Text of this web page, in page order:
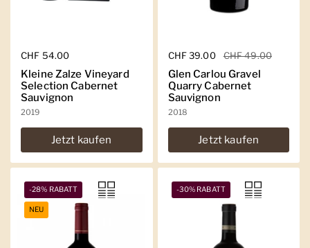
Regulärer Preis
CHF 54.00
Kleine Zalze Vineyard
Selection Cabernet
Sauvignon
2019
Jetzt kaufen
Regulärer Preis
CHF 39.00 Sale-Preis
CHF 49.00
Glen Carlou Gravel
Quarry Cabernet
Sauvignon
2018
Jetzt kaufen
-28% RABATT
NEU
-30% RABATT